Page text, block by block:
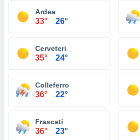
Ardea
33° 26°
Cerveteri
35° 24°
Colleferro
36° 22°
Frascati
36° 23°